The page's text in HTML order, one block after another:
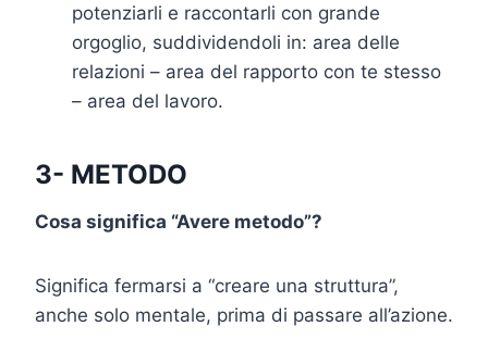
potenziarli e raccontarli con grande
orgoglio, suddividendoli in: area delle
relazioni – area del rapporto con te stesso
– area del lavoro.
3- METODO
Cosa significa “Avere metodo”?
Significa fermarsi a “creare una struttura”,
anche solo mentale, prima di passare all’azione.